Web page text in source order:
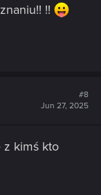
!!
#8
Jun 27, 2025
z kimś kto